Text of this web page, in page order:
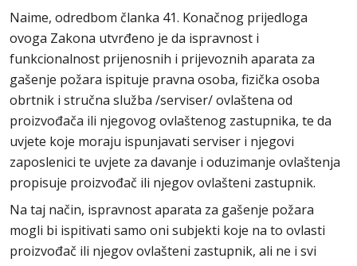
Naime, odredbom članka 41. Konačnog prijedloga
ovoga Zakona utvrđeno je da ispravnost i
funkcionalnost prijenosnih i prijevoznih aparata za
gašenje požara ispituje pravna osoba, fizička osoba
obrtnik i stručna služba /serviser/ ovlaštena od
proizvođača ili njegovog ovlaštenog zastupnika, te da
uvjete koje moraju ispunjavati serviser i njegovi
zaposlenici te uvjete za davanje i oduzimanje ovlaštenja
propisuje proizvođač ili njegov ovlašteni zastupnik.
Na taj način, ispravnost aparata za gašenje požara
mogli bi ispitivati samo oni subjekti koje na to ovlasti
proizvođač ili njegov ovlašteni zastupnik, ali ne i svi